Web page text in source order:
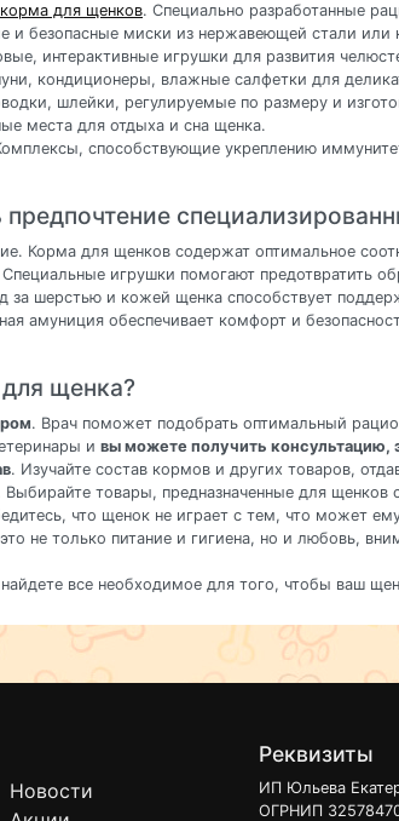
для щенков. Специально разработанные
и безопасные миски из нержавеющей стали или
интерактивные игрушки для развития
кондиционеры, влажные салфетки для
шлейки, регулируемые по размеру и
места для отдыха и сна щенка.
способствующие укреплению
предпочтение
Корма для щенков содержат оптимальное
игрушки помогают предотвратить
за шерстью и кожей щенка способствует
амуниция обеспечивает комфорт и
щенка?
. Врач поможет подобрать оптимальный
и вы можете получить консультацию,
. Изучайте состав кормов и других товаров,
Выбирайте товары, предназначенные для щенков
что щенок не играет с тем, что может
не только питание и гигиена, но и любовь,
все необходимое для того, чтобы ваш
Новости
Реквизиты
ИП Юльева
ОГРНИП